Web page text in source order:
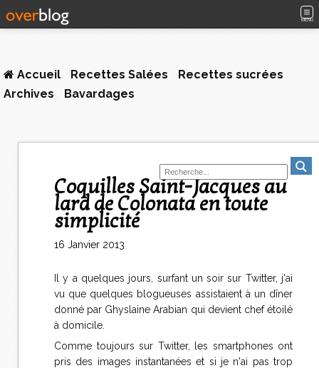
MENU
Accueil Recettes Salées
Recettes sucrées
Archives
Bavardages
Coquilles Saint-Jacques au
lard de Colonata en toute
simplicité
16 Janvier 2013
Il y a quelques jours, surfant un soir sur Twitter, j'ai
vu que quelques blogueuses assistaient à un dîner
donné par Ghyslaine Arabian qui devient chef étoilé
à domicile.
Comme toujours sur Twitter, les smartphones ont
pris des images instantanées et si je n'ai pas trop